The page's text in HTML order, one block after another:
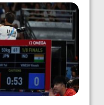
1405/05/06